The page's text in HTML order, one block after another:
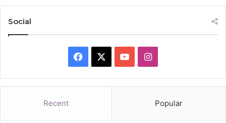
Social
Facebook YouTubeInstagram
Recent Popular